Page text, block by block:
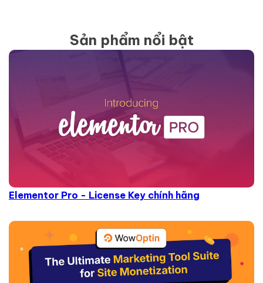
Sản phẩm nổi bật
Elementor Pro - License Key chính hãng